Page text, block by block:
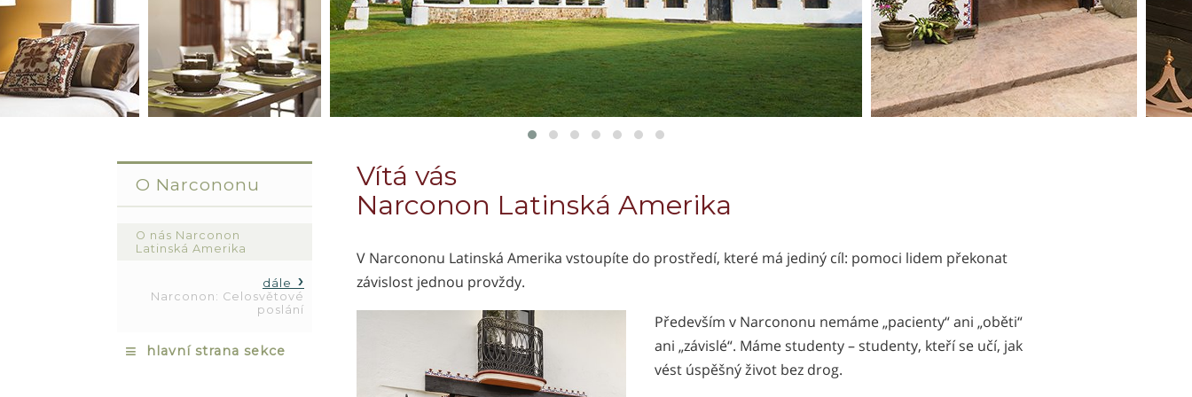
Vítá vás
Narconon Latinská Amerika
V Narcononu Latinská Amerika vstoupíte do prostředí, které má jediný cíl: pomoci lidem překonat
závislost jednou provždy.
Především v Narcononu nemáme „pacienty“ ani „oběti“
ani „závislé“. Máme studenty – studenty, kteří se učí, jak
vést úspěšný život bez drog.
O Narcononu
O nás Narconon
Latinská Amerika
dále
Narconon: Celosvětové
poslání
≡ hlavní strana sekce